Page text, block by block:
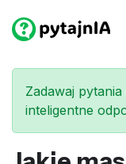
Zadawaj
inteligentne